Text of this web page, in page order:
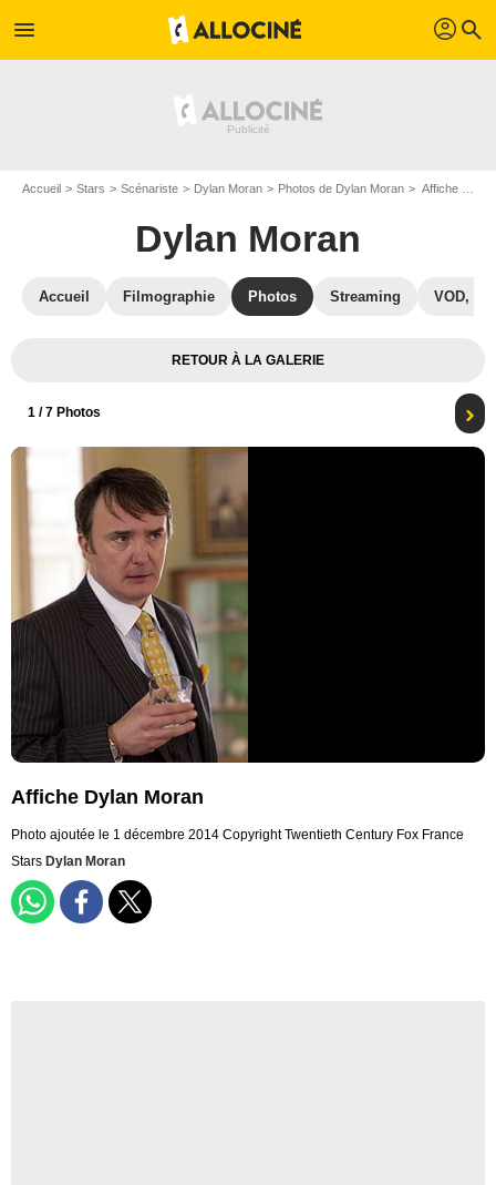
menu profil search
Accueil Stars Scénariste Dylan Moran Photos de Dylan Moran Affiche Dylan Moran
Dylan Moran
Accueil Filmographie Photos Streaming VOD,
RETOUR À LA GALERIE
1 / 7 Photos
Affiche Dylan Moran
Photo ajoutée le 1 décembre 2014 Copyright Twentieth Century Fox France
Stars Dylan Moran